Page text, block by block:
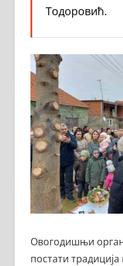
Тодоровић.
Овогодишњи
постати